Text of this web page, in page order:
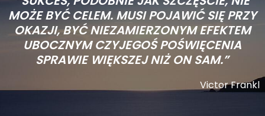
MOŻE BYĆ CELEM. MUSI POJAWIĆ SIĘ PRZY
OKAZJI, BYĆ NIEZAMIERZONYM EFEKTEM
UBOCZNYM CZYJEGOŚ POŚWIĘCENIA
SPRAWIE WIĘKSZEJ NIŻ ON SAM.”
Victor Frankl